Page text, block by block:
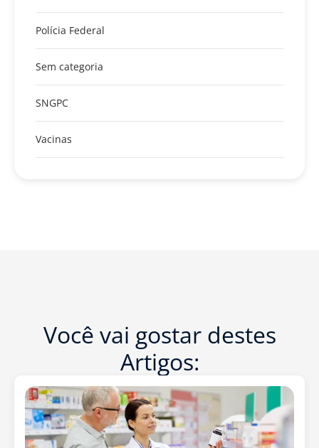
Polícia Federal
Sem categoria
SNGPC
Vacinas
Você vai gostar destes
Artigos: